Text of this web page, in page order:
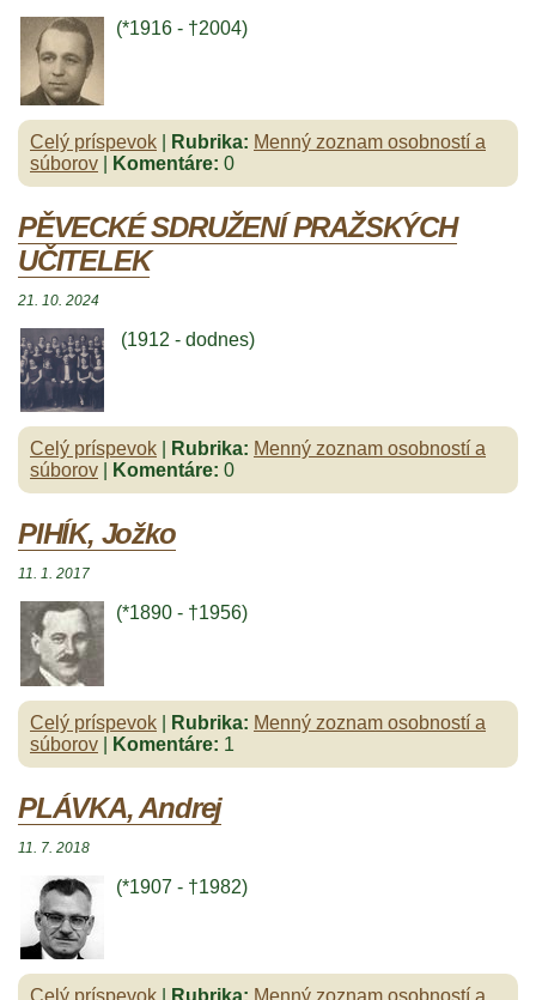
(*1916 - †2004)
Celý príspevok Rubrika: Menný zoznam osobností a
súborov
Komentáre: 0
PĚVECKÉ SDRUŽENÍ PRAŽSKÝCH
UČITELEK
21. 10. 2024
(1912 - dodnes)
Celý príspevok Rubrika: Menný zoznam osobností a
súborov
Komentáre: 0
PIHÍK, Jožko
11. 1. 2017
(*1890 - †1956)
Celý príspevok Rubrika: Menný zoznam osobností a
súborov
Komentáre: 1
PLÁVKA, Andrej
11. 7. 2018
(*1907 - †1982)